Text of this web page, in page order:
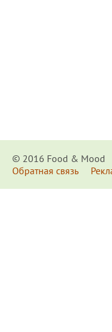
© 2016 Food & Мood
Обратная связь